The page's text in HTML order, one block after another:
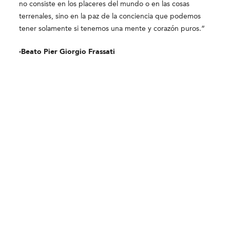
no consiste en los placeres del mundo o en las cosas
terrenales, sino en la paz de la conciencia que podemos
tener solamente si tenemos una mente y corazón puros.”
-Beato Pier Giorgio Frassati